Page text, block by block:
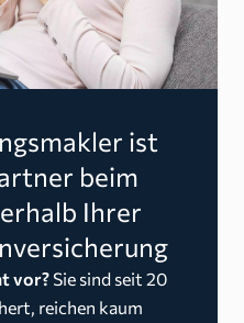
ist
beim
Ihrer
vor? Sie sind seit 20
reichen kaum